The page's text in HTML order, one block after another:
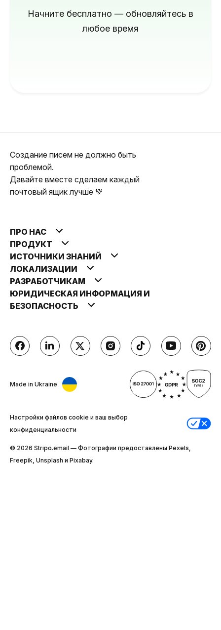
Начните бесплатно — обновляйтесь в
любое время
Создание писем не должно быть
проблемой.
Давайте вместе сделаем каждый
почтовый ящик лучше 💚
ПРО НАС
ПРОДУКТ
ИСТОЧНИКИ ЗНАНИЙ
ЛОКАЛИЗАЦИИ
РАЗРАБОТЧИКАМ
ЮРИДИЧЕСКАЯ ИНФОРМАЦИЯ И
БЕЗОПАСНОСТЬ
Made in Ukraine
Настройки файлов cookie и ваш выбор
конфиденциальности
© 2026 Stripо.email — Фотографии предоставлены Pexels,
Freepik, Unsplash и Pixabay.